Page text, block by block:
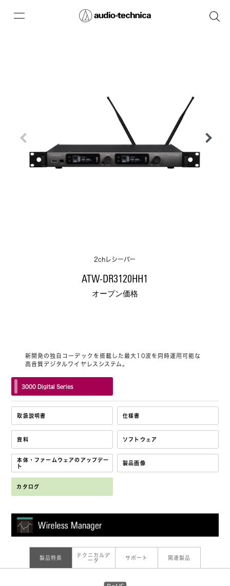
2chレシーバー
ATW-DR3120HH1
オープン価格
新開発の独自コーデックを搭載した最大10波を同時運用可能な
高音質デジタルワイヤレスシステム。
3000 Digital Series
取扱説明書 仕様書
資料 ソフトウェア
本体・ファームウェアのアップデー
ト
製品画像
カタログ
製品特長
テクニカルデ
ータ
サポート 関連製品